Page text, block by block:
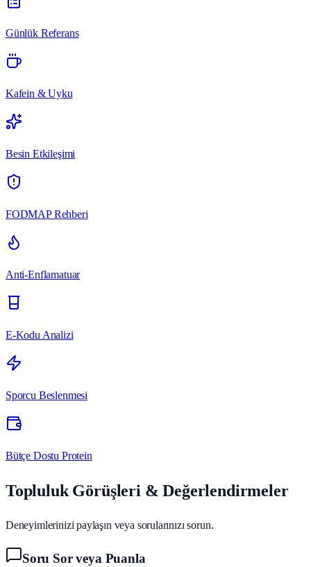
Günlük Referans
Kafein & Uyku
Besin Etkileşimi
FODMAP Rehberi
Anti-Enflamatuar
E-Kodu Analizi
Sporcu Beslenmesi
Bütçe Dostu Protein
Topluluk Görüşleri & Değerlendirmeler
Deneyimlerinizi paylaşın veya sorularınızı sorun.
Soru Sor veya Puanla